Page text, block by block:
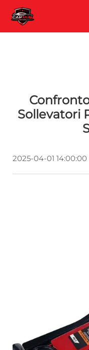
Sollevatori
2025-04-01 14:00:00